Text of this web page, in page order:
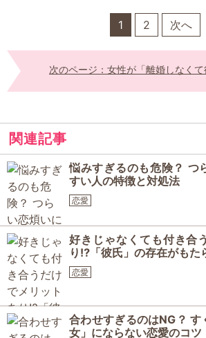
1 2 次へ
次のページ：女性が「離婚しなく
関連記事
悩みすぎるのも危険？ つ
すい人の特徴と対処法
恋愛
好きじゃなくても付き合
り⁉「彼氏」の存在がもた
恋愛
合わせすぎるのはNG？
女」にならない恋愛のコツ